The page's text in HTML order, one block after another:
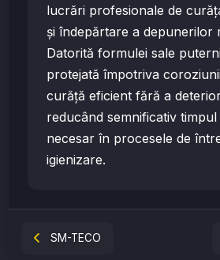
lucrări profesionale de
și îndepărtare a depunerilor
Datorită formulei sale
protejată împotriva
curăță eficient fără a
reducând semnificativ
necesar în procesele de
igienizare.
SM-TECO